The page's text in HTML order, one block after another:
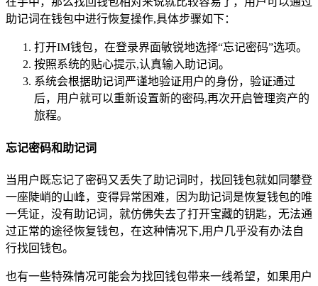
助记词在钱包中进行恢复操作,具体步骤如下：
打开IM钱包，在登录界面敏锐地选择“忘记密码”选项。
按照系统的贴心提示,认真输入助记词。
系统会根据助记词严谨地验证用户的身份，验证通过
后，用户就可以重新设置新的密码,再次开启管理资产的
旅程。
忘记密码和助记词
当用户既忘记了密码又丢失了助记词时，找回钱包就如同攀登
一座陡峭的山峰，变得异常困难，因为助记词是恢复钱包的唯
一凭证，没有助记词，就仿佛失去了打开宝藏的钥匙，无法通
过正常的途径恢复钱包，在这种情况下,用户几乎没有办法自
行找回钱包。
也有一些特殊情况可能会为找回钱包带来一线希望，如果用户